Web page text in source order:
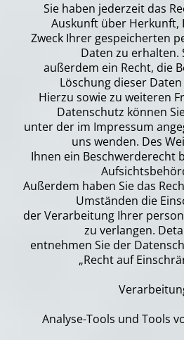
Sie haben jederzeit das
Auskunft über Herkunft,
Zweck Ihrer gespeicherten
Daten zu erhalten.
außerdem ein Recht, die
Löschung dieser
Hierzu sowie zu weiteren
Datenschutz können
unter der im Impressum
uns wenden. Des
Ihnen ein Beschwerderecht
Außerdem haben Sie das
Umständen die
der Verarbeitung Ihrer
zu verlangen.
entnehmen Sie der
„Recht auf
Analyse-Tools und Tools